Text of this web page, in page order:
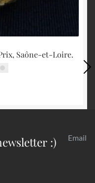
Saône-et-Loire.
:) Email